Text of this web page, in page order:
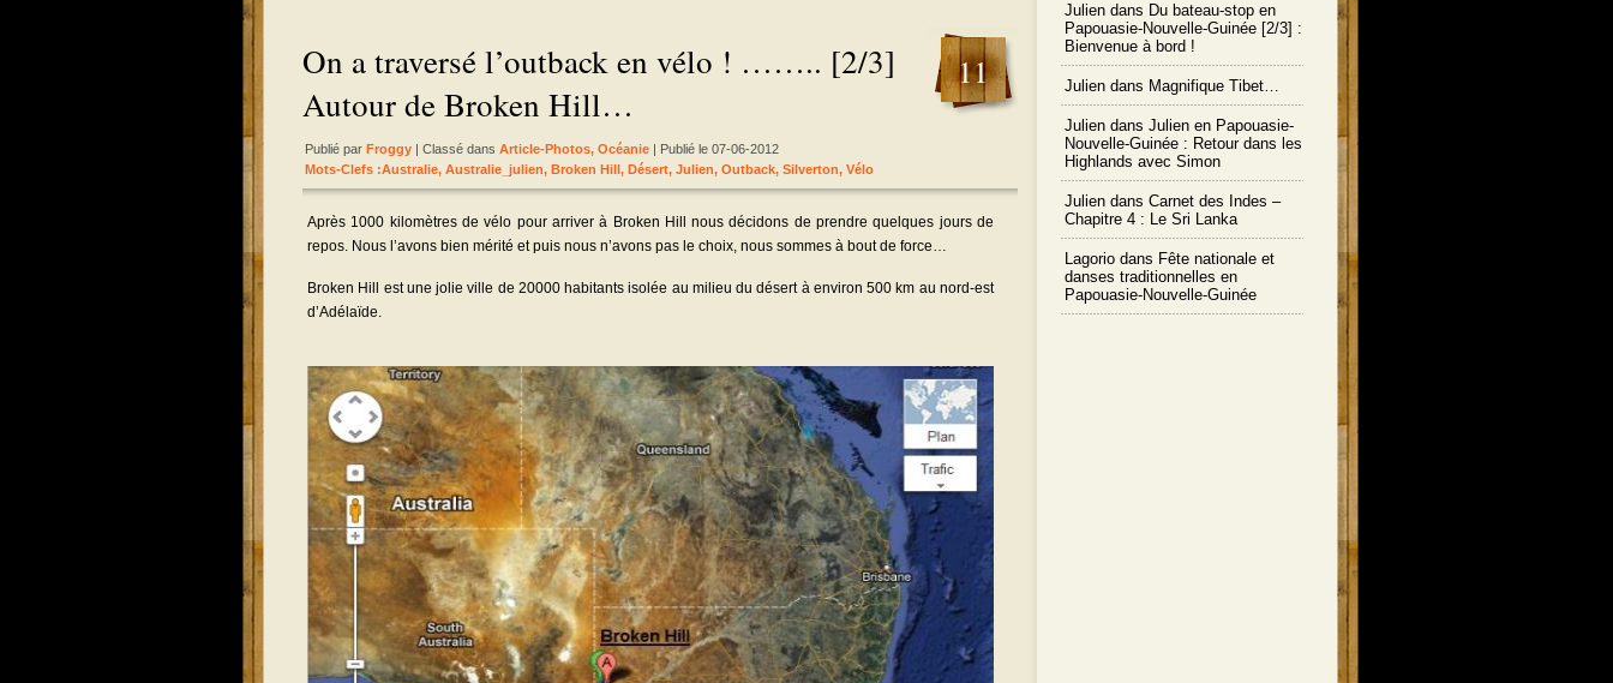
On a traversé l’outback en vélo ! …….. [2/3]
Autour de Broken Hill…
11
Publié par Froggy | Classé dans Article-Photos, Océanie | Publié le 07-06-2012
Mots-Clefs :Australie, Australie_julien, Broken Hill, Désert, Julien, Outback, Silverton, Vélo
Après 1000 kilomètres de vélo pour arriver à Broken Hill nous décidons de prendre quelques jours de
repos. Nous l’avons bien mérité et puis nous n’avons pas le choix, nous sommes à bout de force…
Broken Hill est une jolie ville de 20000 habitants isolée au milieu du désert à environ 500 km au nord-est
d’Adélaïde.
.
Julien dans Du bateau-stop en
Papouasie-Nouvelle-Guinée [2/3] :
Bienvenue à bord !
Julien dans Magnifique Tibet…
Julien dans Julien en Papouasie-
Nouvelle-Guinée : Retour dans les
Highlands avec Simon
Julien dans Carnet des Indes –
Chapitre 4 : Le Sri Lanka
Lagorio dans Fête nationale et
danses traditionnelles en
Papouasie-Nouvelle-Guinée